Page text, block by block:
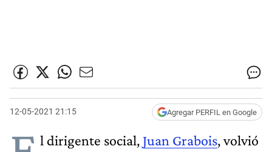
12-05-2021 21:15 Agregar PERFIL en Google
l dirigente social, Juan Grabois, volvió